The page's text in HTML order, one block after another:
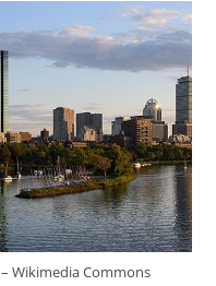
Wikimedia Commons